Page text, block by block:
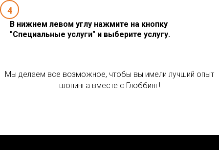
4
В нижнем левом углу нажмите на кнопку
"Специальные услуги" и выберите услугу.
Мы делаем все возможное, чтобы вы имели лучший опыт
шопинга вместе с Глоббинг!